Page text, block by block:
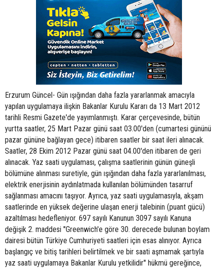
Erzurum Güncel- Gün ışığından daha fazla yararlanmak amacıyla
yapılan uygulamaya ilişkin Bakanlar Kurulu Kararı da 13 Mart 2012
tarihli Resmi Gazete'de yayımlanmıştı. Karar çerçevesinde, bütün
yurtta saatler, 25 Mart Pazar günü saat 03.00'den (cumartesi gününü
pazar gününe bağlayan gece) itibaren saatler bir saat ileri alınacak.
Saatler, 28 Ekim 2012 Pazar günü saat 04.00'den itibaren de geri
alınacak. Yaz saati uygulaması, çalışma saatlerinin günün güneşli
bölümüne alınması suretiyle, gün ışığından daha fazla yararlanılması,
elektrik enerjisinin aydınlatmada kullanılan bölümünden tasarruf
sağlanması amacını taşıyor. Ayrıca, yaz saati uygulamasıyla, akşam
saatlerinde en yüksek değerine ulaşan enerji talebinin (puant gücü)
azaltılması hedefleniyor. 697 sayılı Kanunun 3097 sayılı Kanuna
değişik 2. maddesi ''Greenwich'e göre 30. derecede bulunan boylam
dairesi bütün Türkiye Cumhuriyeti saatleri için esas alınıyor. Ayrıca
başlangıç ve bitiş tarihleri belirtilmek ve bir saati aşmamak şartıyla
yaz saati uygulamaya Bakanlar Kurulu yetkilidir'' hükmü gereğince,